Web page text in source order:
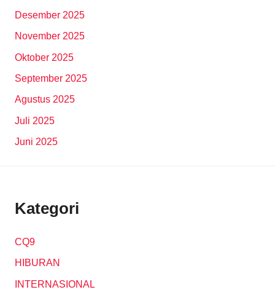
Desember 2025
November 2025
Oktober 2025
September 2025
Agustus 2025
Juli 2025
Juni 2025
Kategori
CQ9
HIBURAN
INTERNASIONAL